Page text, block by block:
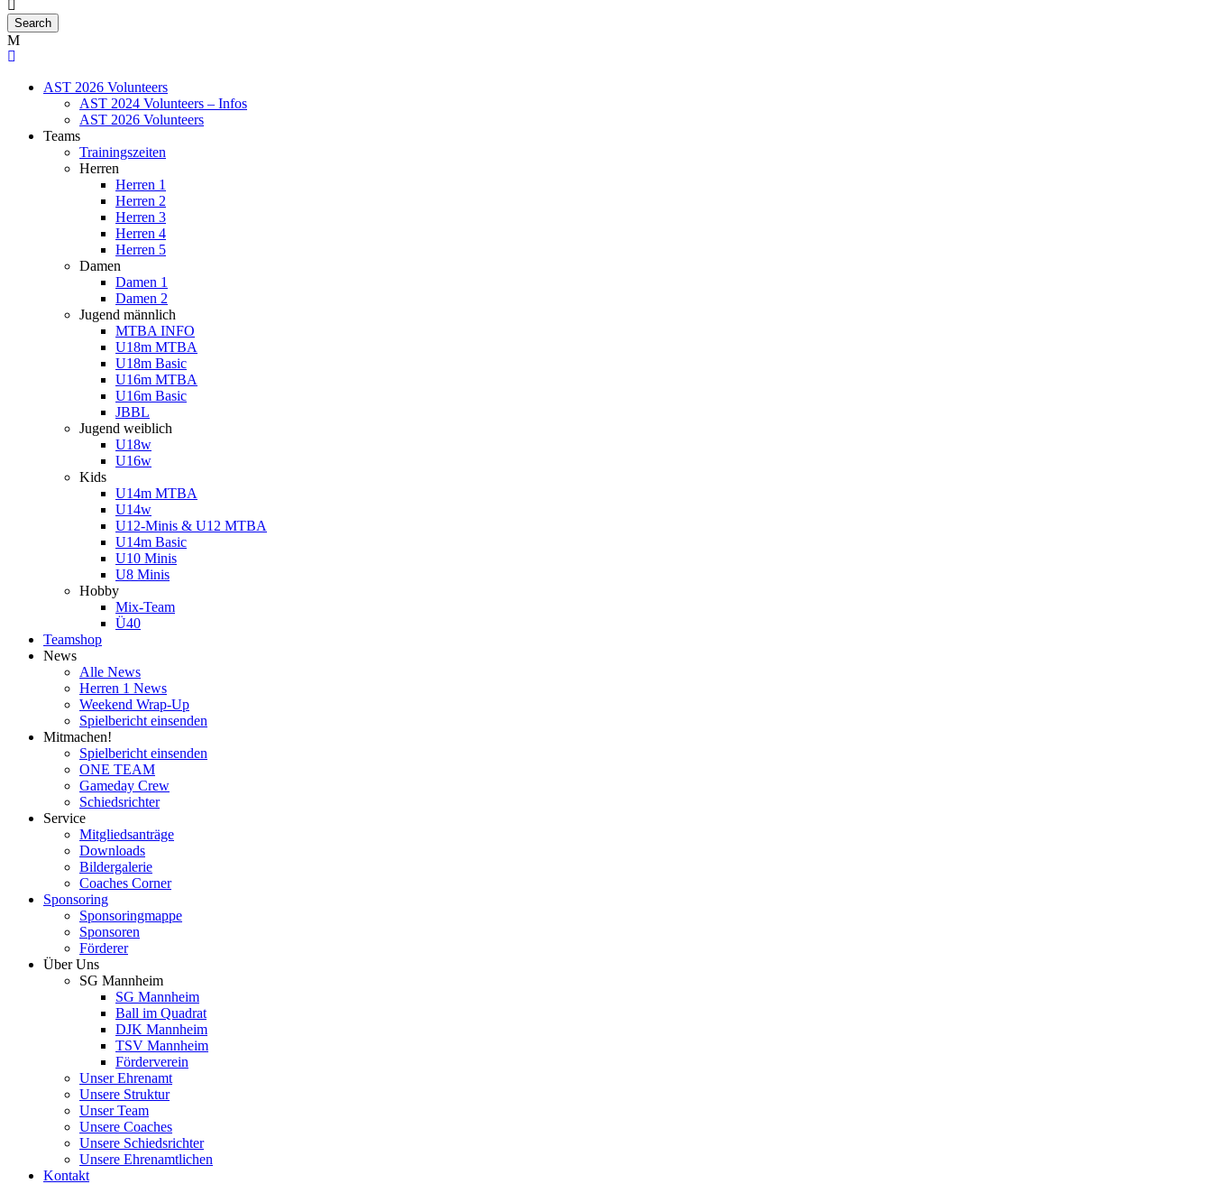
AST 2026 Volunteers
AST 2024 Volunteers – Infos
AST 2026 Volunteers
Teams
Trainingszeiten
Herren
Herren 1
Herren 2
Herren 3
Herren 4
Herren 5
Damen
Damen 1
Damen 2
Jugend männlich
MTBA INFO
U18m MTBA
U18m Basic
U16m MTBA
U16m Basic
JBBL
Jugend weiblich
U18w
U16w
Kids
U14m MTBA
U14w
U12-Minis & U12 MTBA
U14m Basic
U10 Minis
U8 Minis
Hobby
Mix-Team
Ü40
Teamshop
News
Alle News
Herren 1 News
Weekend Wrap-Up
Spielbericht einsenden
Mitmachen!
Spielbericht einsenden
ONE TEAM
Gameday Crew
Schiedsrichter
Service
Mitgliedsanträge
Downloads
Bildergalerie
Coaches Corner
Sponsoring
Sponsoringmappe
Sponsoren
Förderer
Über Uns
SG Mannheim
SG Mannheim
Ball im Quadrat
DJK Mannheim
TSV Mannheim
Förderverein
Unser Ehrenamt
Unsere Struktur
Unser Team
Unsere Coaches
Unsere Schiedsrichter
Unsere Ehrenamtlichen
Kontakt